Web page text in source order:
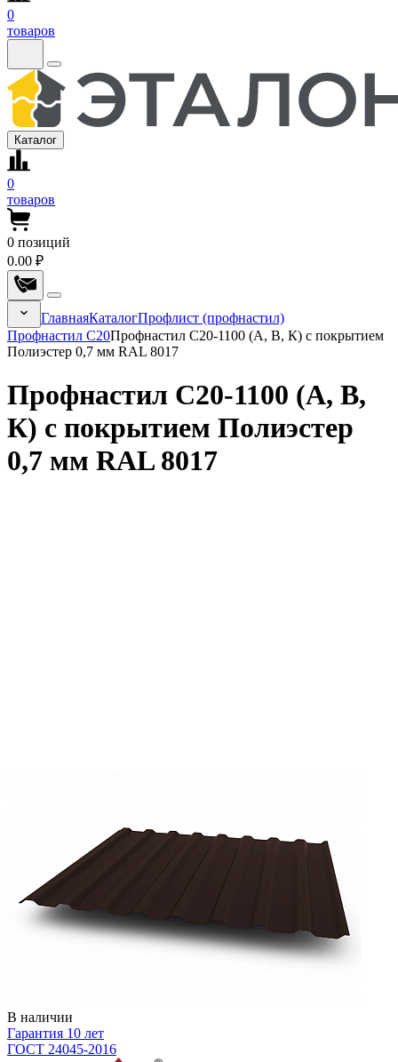
0
товаров
Каталог
0
товаров
0 позиций
0.00 ₽
ГлавнаяКаталогПрофлист (профнастил)
Профнастил С20Профнастил С20-1100 (А, В, К) с покрытием
Полиэстер 0,7 мм RAL 8017
Профнастил С20-1100 (А, В,
К) с покрытием Полиэстер
0,7 мм RAL 8017
В наличии
Гарантия 10 лет
ГОСТ 24045-2016